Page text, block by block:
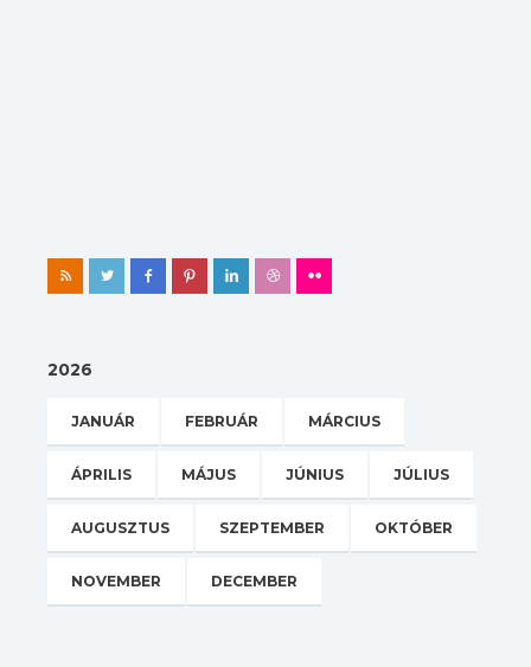
2026
JANUÁR FEBRUÁR MÁRCIUS
ÁPRILIS MÁJUS JÚNIUS JÚLIUS
AUGUSZTUS SZEPTEMBER OKTÓBER
NOVEMBER DECEMBER